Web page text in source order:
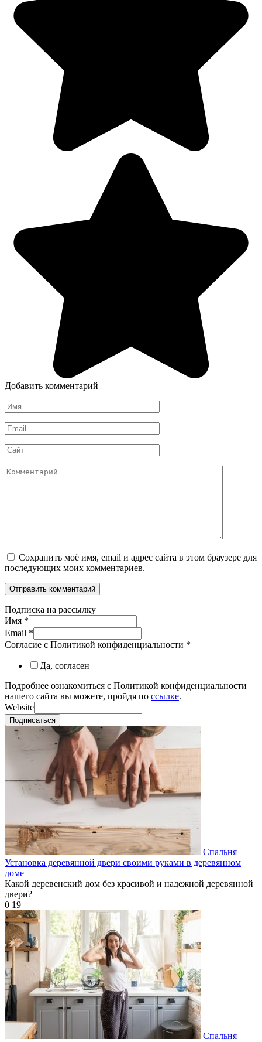
Добавить комментарий
Имя
*
Email
*
Сайт
Комментарий
Сохранить моё имя, email и адрес сайта в этом браузере для
последующих моих комментариев.
Подписка на рассылку
Имя *
Email *
Согласие с Политикой конфиденциальности *
Да, согласен
Подробнее ознакомиться с Политикой конфиденциальности
нашего сайта вы можете, пройдя по ссылке.
Website
Подписаться
Спальня
Установка деревянной двери своими руками в деревянном
доме
Какой деревенский дом без красивой и надежной деревянной
двери?
0 19
Спальня